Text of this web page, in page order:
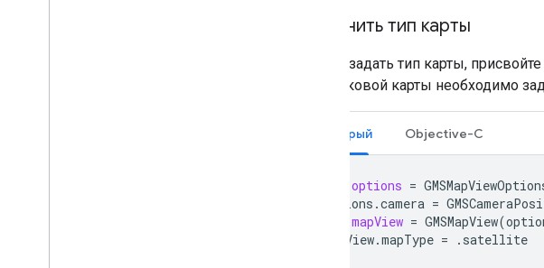
Изменить тип карты
Чтобы задать тип карты,
спутниковой карты необходимо
Быстрый Objective-C
options =
options .camera =
mapView = GMSMapView(
mapView.mapType = . satellite